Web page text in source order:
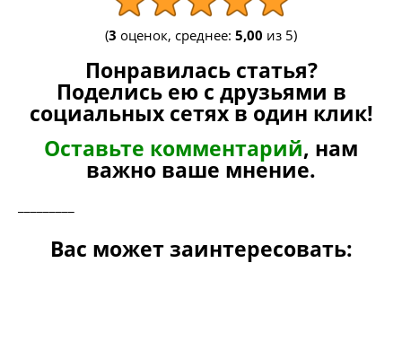
(3 оценок, среднее: 5,00 из 5)
Понравилась статья?
Поделись ею с друзьями в
социальных сетях в один клик!
Оставьте комментарий, нам
важно ваше мнение.
Вас может заинтересовать: